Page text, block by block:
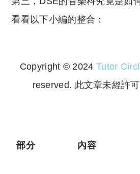
看看以下小編的整合：
Copyright © 2024 Tutor
reserved. 此文章未經許可
部分 內容